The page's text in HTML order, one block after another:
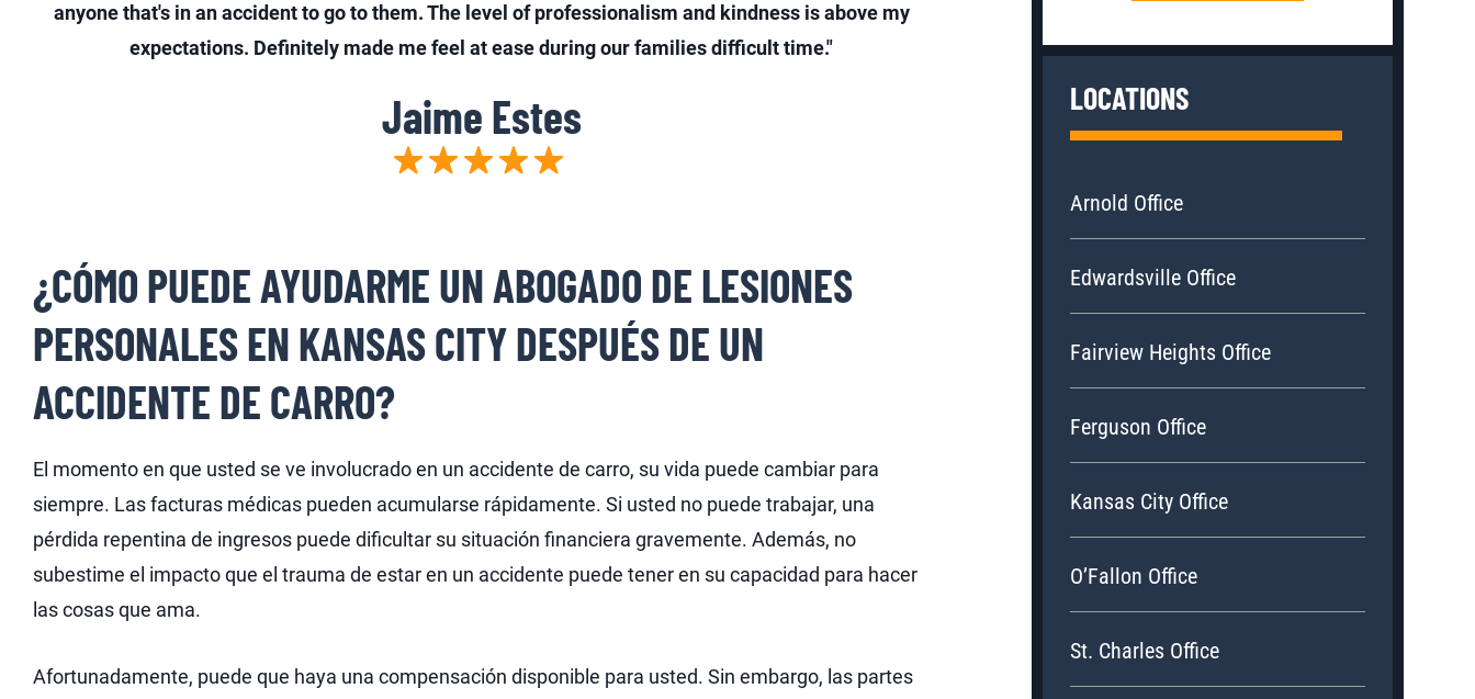
anyone that's in an accident to go to them. The level of professionalism and kindness is above my
expectations. Definitely made me feel at ease during our families difficult time."
Jaime Estes
¿CÓMO PUEDE AYUDARME UN ABOGADO DE LESIONES
PERSONALES EN KANSAS CITY DESPUÉS DE UN
ACCIDENTE DE CARRO?
El momento en que usted se ve involucrado en un accidente de carro, su vida puede cambiar para
siempre. Las facturas médicas pueden acumularse rápidamente. Si usted no puede trabajar, una
pérdida repentina de ingresos puede dificultar su situación financiera gravemente. Además, no
subestime el impacto que el trauma de estar en un accidente puede tener en su capacidad para hacer
las cosas que ama.
Afortunadamente, puede que haya una compensación disponible para usted. Sin embargo, las partes
LOCATIONS
Arnold Office
Edwardsville Office
Fairview Heights Office
Ferguson Office
Kansas City Office
O’Fallon Office
St. Charles Office